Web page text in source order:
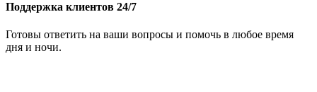
Поддержка клиентов 24/7
Готовы ответить на ваши вопросы и помочь в любое время
дня и ночи.